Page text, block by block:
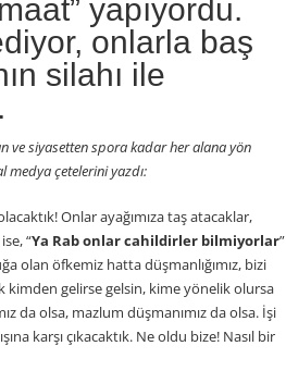
yapıyordu.
onlarla baş
silahı ile
ve siyasetten spora kadar her alana yön
medya çetelerini yazdı:
Onlar ayağımıza taş atacaklar,
“Ya Rab onlar cahildirler bilmiyorlar”
olan öfkemiz hatta düşmanlığımız, bizi
kimden gelirse gelsin, kime yönelik olursa
da olsa, mazlum düşmanımız da olsa. İşi
karşı çıkacaktık. Ne oldu bize! Nasıl bir